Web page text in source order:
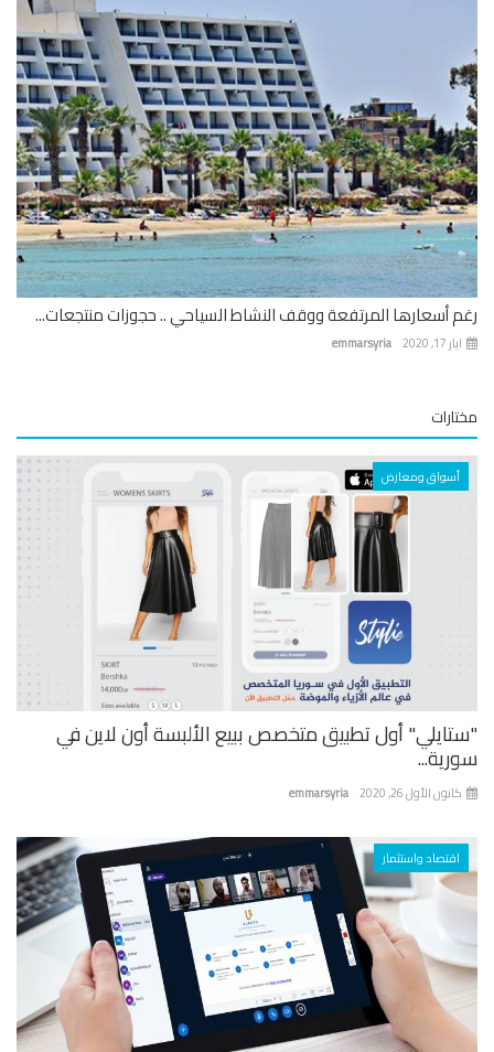
أسعارها المرتفعة ووقف النشاط السياحي .. حجوزات منتجعات...
emmarsyria
أسواق ومعارض
أول تطبيق متخصص ببيع الألبسة أون لاين في
emmarsyria الأول 26, 2020
اقتصاد واستثمار